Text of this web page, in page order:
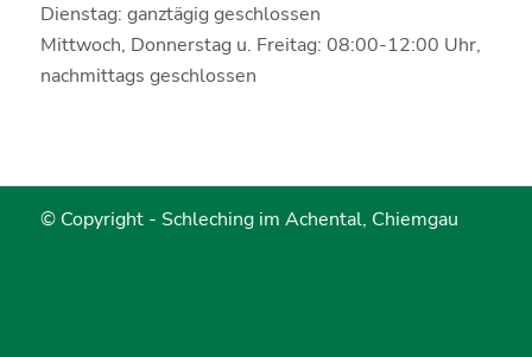
Dienstag: ganztägig geschlossen
Mittwoch, Donnerstag u. Freitag: 08:00-12:00 Uhr,
nachmittags geschlossen
© Copyright - Schleching im Achental, Chiemgau